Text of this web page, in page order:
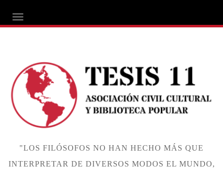
ALTERNAR NAVEGACIÓN
"LOS FILÓSOFOS NO HAN HECHO MÁS QUE
INTERPRETAR DE DIVERSOS MODOS EL MUNDO,